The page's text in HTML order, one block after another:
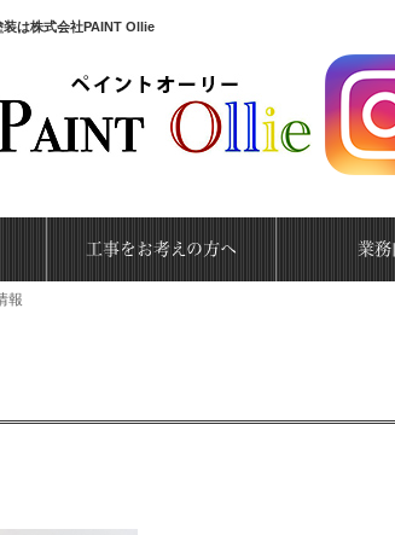
は株式会社PAINT Ollie
工事をお考えの方へ 業
報